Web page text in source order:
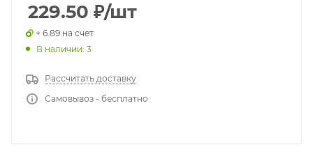
229.50 ₽/шт
+ 6.89 на счет
В наличии: 3
Рассчитать доставку
Самовывоз - бесплатно